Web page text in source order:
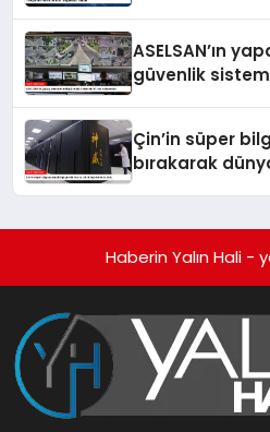
ASELSAN’ın
güvenlik
Çin’in süper
bırakarak
Haberin Yalın Hali -